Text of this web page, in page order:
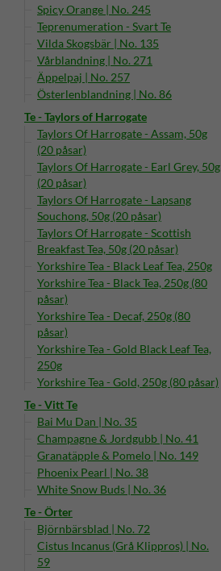
Spicy Orange | No. 245
Teprenumeration - Svart Te
Vilda Skogsbär | No. 135
Vårblandning | No. 271
Äppelpaj | No. 257
Österlenblandning | No. 86
Te - Taylors of Harrogate
Taylors Of Harrogate - Assam, 50g
(20 påsar)
Taylors Of Harrogate - Earl Grey, 50g
(20 påsar)
Taylors Of Harrogate - Lapsang
Souchong, 50g (20 påsar)
Taylors Of Harrogate - Scottish
Breakfast Tea, 50g (20 påsar)
Yorkshire Tea - Black Leaf Tea, 250g
Yorkshire Tea - Black Tea, 250g (80
påsar)
Yorkshire Tea - Decaf, 250g (80
påsar)
Yorkshire Tea - Gold Black Leaf Tea,
250g
Yorkshire Tea - Gold, 250g (80 påsar)
Te - Vitt Te
Bai Mu Dan | No. 35
Champagne & Jordgubb | No. 41
Granatäpple & Pomelo | No. 149
Phoenix Pearl | No. 38
White Snow Buds | No. 36
Te - Örter
Björnbärsblad | No. 72
Cistus Incanus (Grå Klippros) | No.
59